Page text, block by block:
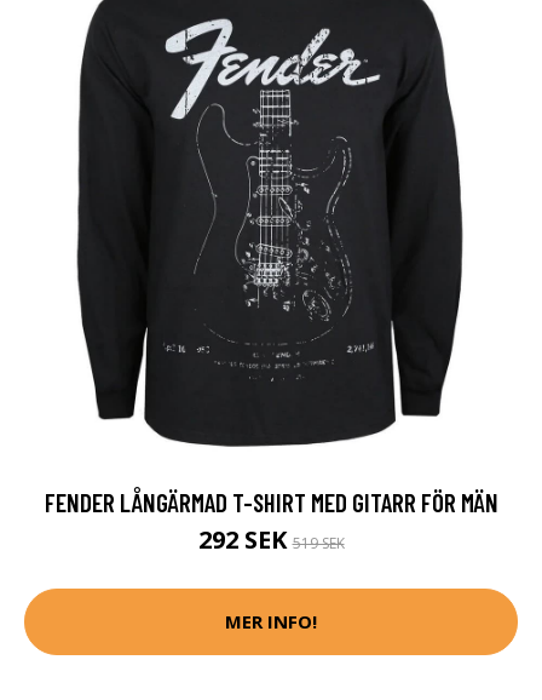
FENDER LÅNGÄRMAD T-SHIRT MED GITARR FÖR MÄN
292 SEK519 SEK
MER INFO!